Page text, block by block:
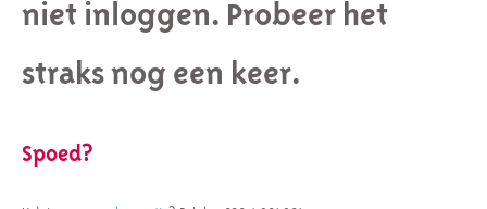
niet inloggen. Probeer het
straks nog een keer.
Spoed?